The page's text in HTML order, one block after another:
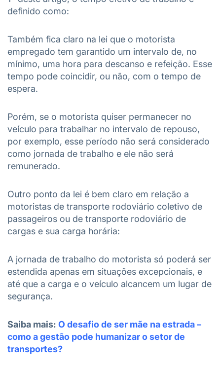
definido como:
Também fica claro na lei que o motorista
empregado tem garantido um intervalo de, no
mínimo, uma hora para descanso e refeição. Esse
tempo pode coincidir, ou não, com o tempo de
espera.
Porém, se o motorista quiser permanecer no
veículo para trabalhar no intervalo de repouso,
por exemplo, esse período não será considerado
como jornada de trabalho e ele não será
remunerado.
Outro ponto da lei é bem claro em relação a
motoristas de transporte rodoviário coletivo de
passageiros ou de transporte rodoviário de
cargas e sua carga horária:
A jornada de trabalho do motorista só poderá ser
estendida apenas em situações excepcionais, e
até que a carga e o veículo alcancem um lugar de
segurança.
Saiba mais: O desafio de ser mãe na estrada –
como a gestão pode humanizar o setor de
transportes?